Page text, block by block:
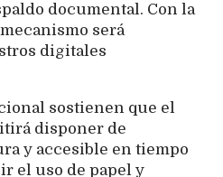
documental. Con la
será
digitales
sostienen que el
disponer de
y accesible en tiempo
el uso de papel y